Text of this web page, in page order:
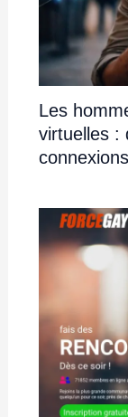
Les
virtuelles :